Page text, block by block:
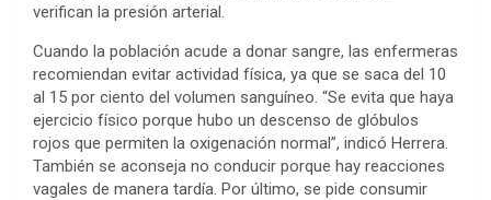
verifican la presión arterial.
Cuando la población acude a donar sangre, las enfermeras
recomiendan evitar actividad física, ya que se saca del 10
al 15 por ciento del volumen sanguíneo. “Se evita que haya
ejercicio físico porque hubo un descenso de glóbulos
rojos que permiten la oxigenación normal”, indicó Herrera.
También se aconseja no conducir porque hay reacciones
vagales de manera tardía. Por último, se pide consumir